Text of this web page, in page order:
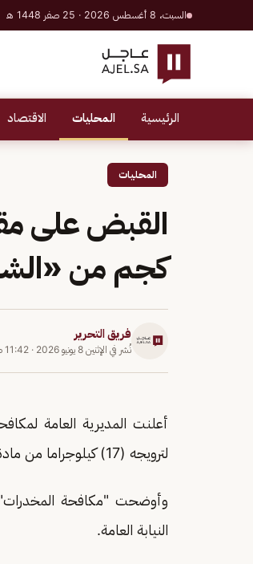
السبت، 8 أغسطس 2026 · 25 صفر 1448 هـ
الرئيسية المحليات الاقتصاد
المحليات
كجم من
فريق التحرير
نُشر في الإثنين 8 يونيو 2026 · 11:42 ص
أعلنت المديرية العامة
لترويجه (17) كيلوجراما من مادة الميثامفيتامين المخدر (الشبو).
وأوضحت "مكافحة المخدرات"،
النيابة العامة.